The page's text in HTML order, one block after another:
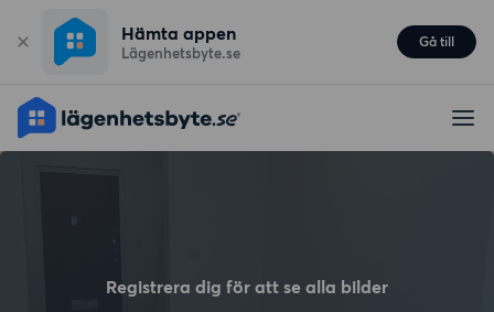
Hämta appen
Lägenhetsbyte.se
Gå till
Registrera dig för att se alla bilder